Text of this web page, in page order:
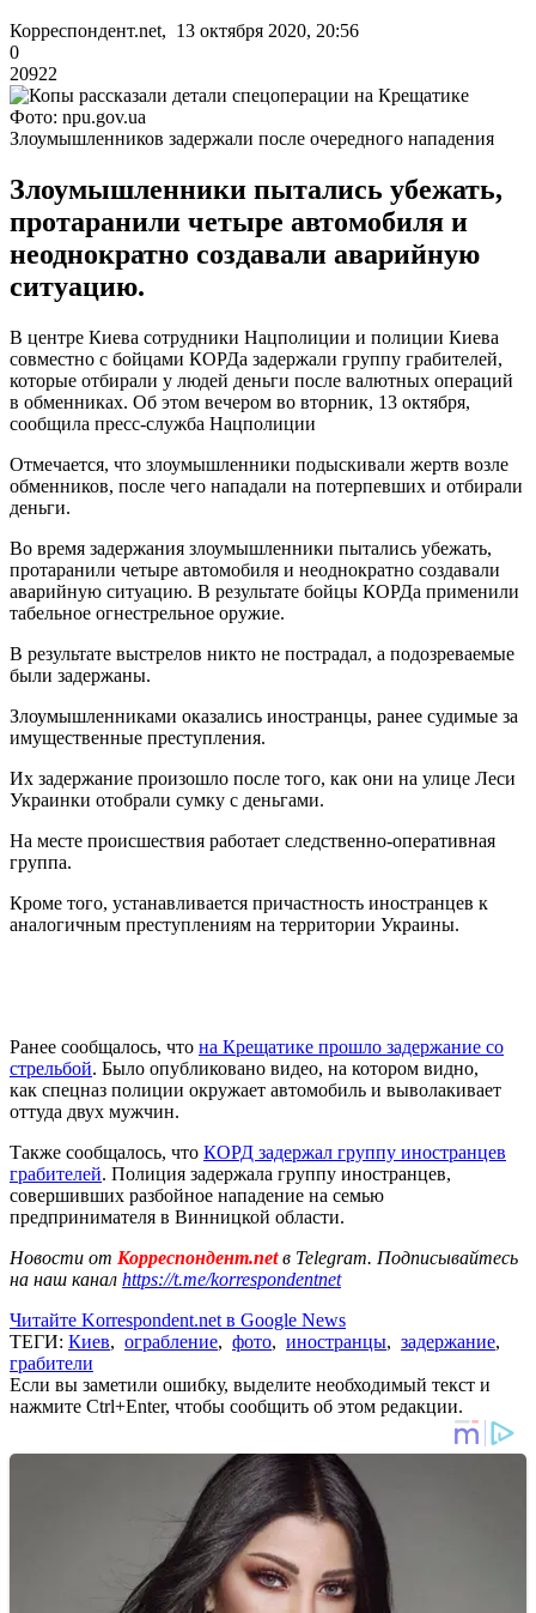
Корреспондент.net, 13 октября 2020, 20:56
0
20922
Фото: npu.gov.ua
Злоумышленников задержали после очередного нападения
Злоумышленники пытались убежать,
протаранили четыре автомобиля и
неоднократно создавали аварийную
ситуацию.
В центре Киева сотрудники Нацполиции и полиции Киева
совместно с бойцами КОРДа задержали группу грабителей,
которые отбирали у людей деньги после валютных операций
в обменниках. Об этом вечером во вторник, 13 октября,
сообщила пресс-служба Нацполиции
Отмечается, что злоумышленники подыскивали жертв возле
обменников, после чего нападали на потерпевших и отбирали
деньги.
Во время задержания злоумышленники пытались убежать,
протаранили четыре автомобиля и неоднократно создавали
аварийную ситуацию. В результате бойцы КОРДа применили
табельное огнестрельное оружие.
В результате выстрелов никто не пострадал, а подозреваемые
были задержаны.
Злоумышленниками оказались иностранцы, ранее судимые за
имущественные преступления.
Их задержание произошло после того, как они на улице Леси
Украинки отобрали сумку с деньгами.
На месте происшествия работает следственно-оперативная
группа.
Кроме того, устанавливается причастность иностранцев к
аналогичным преступлениям на территории Украины.
Ранее сообщалось, что на Крещатике прошло задержание со
стрельбой. Было опубликовано видео, на котором видно,
как спецназ полиции окружает автомобиль и выволакивает
оттуда двух мужчин.
Также сообщалось, что КОРД задержал группу иностранцев
грабителей. Полиция задержала группу иностранцев,
совершивших разбойное нападение на семью
предпринимателя в Винницкой области.
Новости от Корреспондент.netв Telegram. Подписывайтесь
на наш канал https://t.me/korrespondentnet
Читайте Korrespondent.net в Google News
ТЕГИ: Киев, ограбление, фото, иностранцы, задержание,
грабители
Если вы заметили ошибку, выделите необходимый текст и
нажмите Ctrl+Enter, чтобы сообщить об этом редакции.